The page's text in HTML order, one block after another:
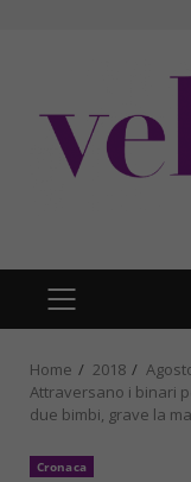
PRIMARY
MENU
Home 2018
Attraversano i binari
due bimbi, grave la
Cronaca